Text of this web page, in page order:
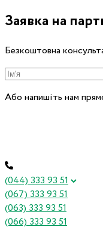
Заявка на
Безкоштовна
Або напишіть нам
(044) 333 93 51
(067) 333 93 51
(063) 333 93 51
(066) 333 93 51